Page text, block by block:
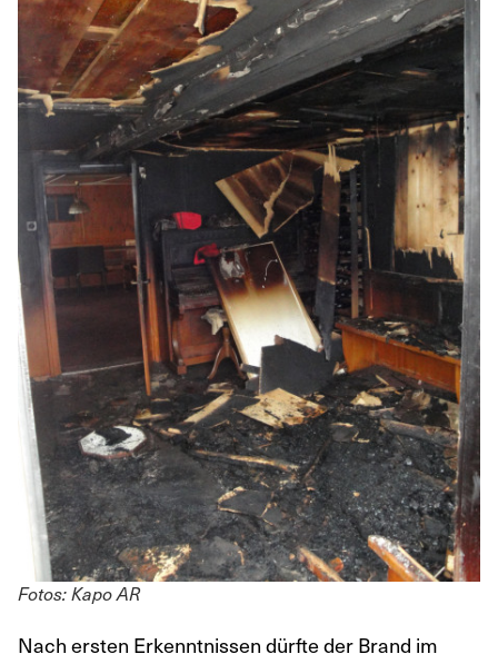
Fotos: Kapo AR
Nach ersten Erkenntnissen dürfte der Brand im